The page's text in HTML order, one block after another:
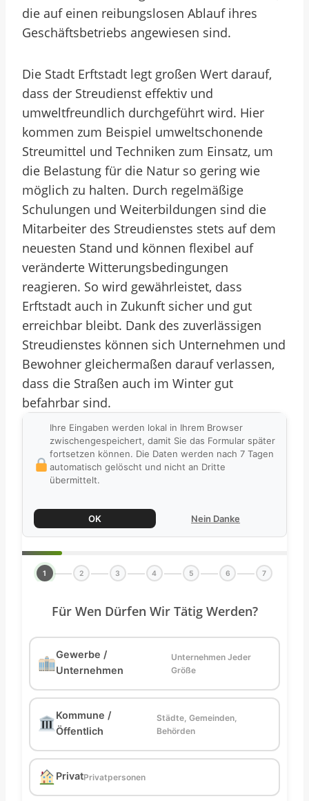
die auf einen reibungslosen Ablauf ihres
Geschäftsbetriebs angewiesen sind.
Die Stadt Erftstadt legt großen Wert darauf,
dass der Streudienst effektiv und
umweltfreundlich durchgeführt wird. Hier
kommen zum Beispiel umweltschonende
Streumittel und Techniken zum Einsatz, um
die Belastung für die Natur so gering wie
möglich zu halten. Durch regelmäßige
Schulungen und Weiterbildungen sind die
Mitarbeiter des Streudienstes stets auf dem
neuesten Stand und können flexibel auf
veränderte Witterungsbedingungen
reagieren. So wird gewährleistet, dass
Erftstadt auch in Zukunft sicher und gut
erreichbar bleibt. Dank des zuverlässigen
Streudienstes können sich Unternehmen und
Bewohner gleichermaßen darauf verlassen,
dass die Straßen auch im Winter gut
befahrbar sind.
Ihre Eingaben werden lokal in Ihrem Browser
zwischengespeichert, damit Sie das Formular später
fortsetzen können. Die Daten werden nach 7 Tagen
automatisch gelöscht und nicht an Dritte
übermittelt.
OK Nein Danke
1 2 3 4 5 6 7
Für Wen Dürfen Wir Tätig Werden?
Gewerbe /
Unternehmen
Unternehmen Jeder
Größe
Kommune /
Öffentlich
Städte, Gemeinden,
Behörden
PrivatPrivatpersonen